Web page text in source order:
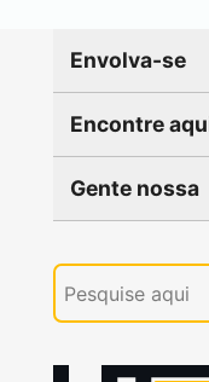
Envolva-se
Encontre
Gente nossa